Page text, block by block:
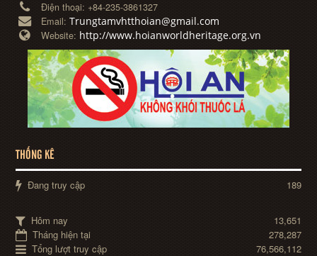
Điện thoại: +84-235-3861327
Email:Trungtamvhtthoian@gmail.com
Website: http://www.hoianworldheritage.org.vn
THỐNG KÊ
Đang truy cập 189
Hôm nay
13,651
Tháng hiện tại
278,287
Tổng lượt truy cập
76,566,112